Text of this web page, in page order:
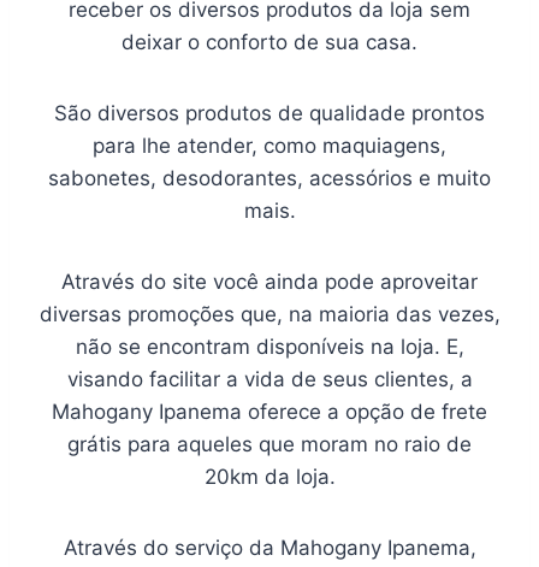
receber os diversos produtos da loja sem
deixar o conforto de sua casa.
São diversos produtos de qualidade prontos
para lhe atender, como maquiagens,
sabonetes, desodorantes, acessórios e muito
mais.
Através do site você ainda pode aproveitar
diversas promoções que, na maioria das vezes,
não se encontram disponíveis na loja. E,
visando facilitar a vida de seus clientes, a
Mahogany Ipanema oferece a opção de frete
grátis para aqueles que moram no raio de
20km da loja.
Através do serviço da Mahogany Ipanema,